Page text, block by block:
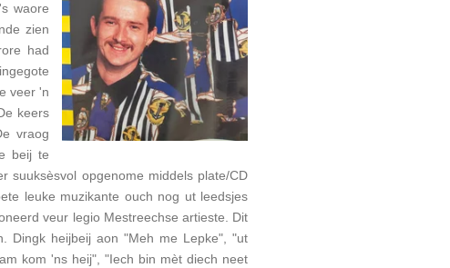
waore
zien
had
veer 'n
keers
vraog
beij te
suuksèsvol opgenome middels plate/CD
leuke muzikante ouch nog ut leedsjes
veur legio Mestreechse artieste. Dit
Dingk heijbeij aon "Meh me Lepke", "ut
kom 'ns heij", "Iech bin mèt diech neet